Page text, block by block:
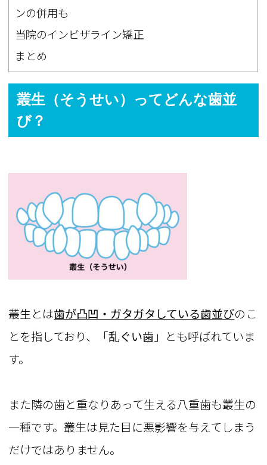
ンの併用も
当院のインビザライン矯正
まとめ
叢生（そうせい）ってどんな歯並
び？
叢生とは歯が凸凹・ガタガタしている歯並びのこ
とを指しており、「乱ぐい歯 」とも呼ばれていま
す。
また隣の歯と重なりあって生える八重歯も叢生の
一種です。叢生は見た目に悪影響を与えてしまう
だけではありません。